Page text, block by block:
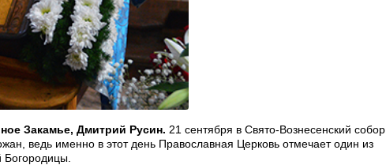
Закамье, Дмитрий Русин. 21 сентября в Свято-Вознесенский собор
ведь именно в этот день Православная Церковь отмечает один из
Богородицы.